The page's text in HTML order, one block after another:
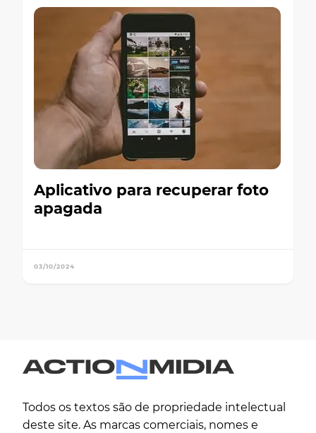
Aplicativo para recuperar foto
apagada
03/10/2024
Todos os textos são de propriedade intelectual
deste site. As marcas comerciais, nomes e